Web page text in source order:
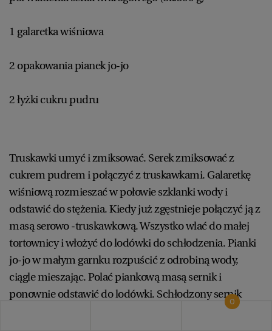
1 galaretka wiśniowa
2 opakowania pianek jo-jo
2 łyżki cukru pudru
Truskawki umyć i zmiksować. Serek zmiksować z
cukrem pudrem i połączyć z truskawkami. Galaretkę
wiśniową rozmieszać w połowie szklanki wody i
odstawić do stężenia. Kiedy już zgęstnieje połączyć ją z
masą serowo -truskawkową. Wszystko wlać do małej
tortownicy i włożyć do lodówki do schłodzenia. Pianki
jo-jo w małym garnku rozpuścić z odrobiną wody,
ciągle mieszając. Polać piankową masą sernik i
ponownie odstawić do lodówki. Schłodzony sernik
0